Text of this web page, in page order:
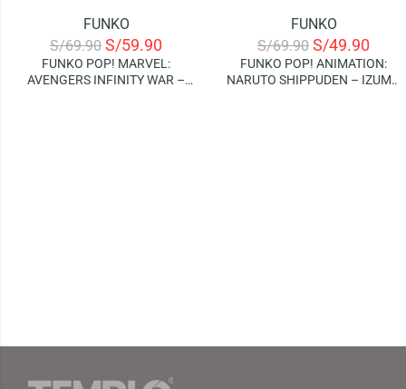
FUNKO
S/69.90 S/59.90
FUNKO POP! MARVEL:
AVENGERS INFINITY WAR –
FUNKO
S/69.90 S/49.90
FUNKO POP! ANIMATION:
NARUTO SHIPPUDEN – IZUMO